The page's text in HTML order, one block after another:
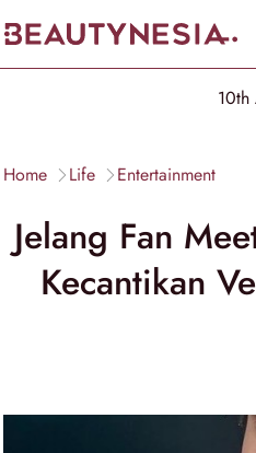
10th
Home Life Entertainment
Jelang Fan
Kecantikan